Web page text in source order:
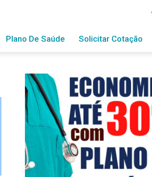
Plano De Saúde Solicitar Cotação